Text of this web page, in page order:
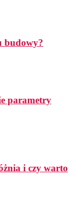
budowy?
parametry
i czy warto